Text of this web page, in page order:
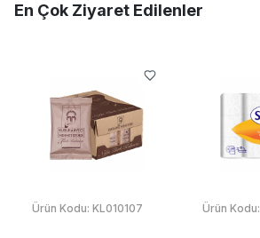
En Çok Ziyaret Edilenler
Ürün Kodu: KL010107 Ürün Kodu: